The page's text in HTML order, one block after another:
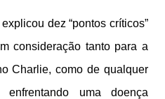
dez “pontos críticos”
consideração tanto para a
Charlie, como de qualquer
uma doença